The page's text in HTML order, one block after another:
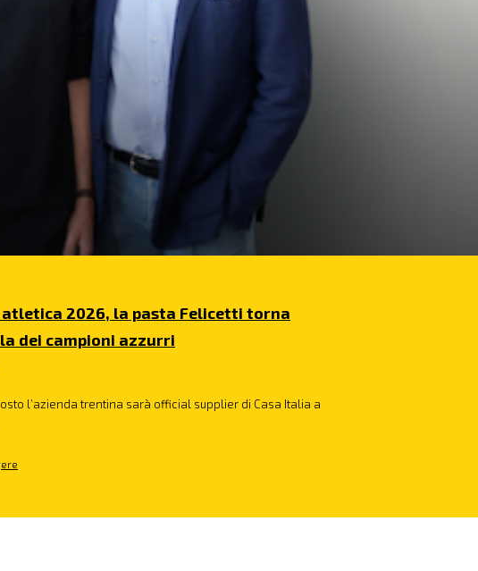
atletica 2026, la pasta Felicetti torna
dei campioni azzurri
l’azienda trentina sarà official supplier di Casa Italia a